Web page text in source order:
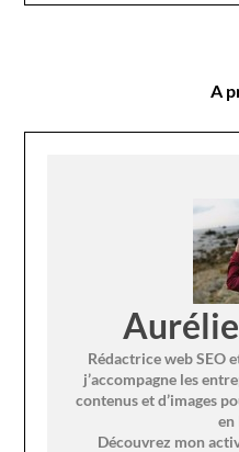
A
Rédactrice web SEO
j’accompagne les
contenus et d’images
en
Découvrez mon